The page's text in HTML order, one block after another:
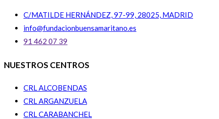
C/MATILDE HERNÁNDEZ, 97-99, 28025, MADRID
info@fundacionbuensamaritano.es
91 462 07 39
NUESTROS CENTROS
CRL ALCOBENDAS
CRL ARGANZUELA
CRL CARABANCHEL